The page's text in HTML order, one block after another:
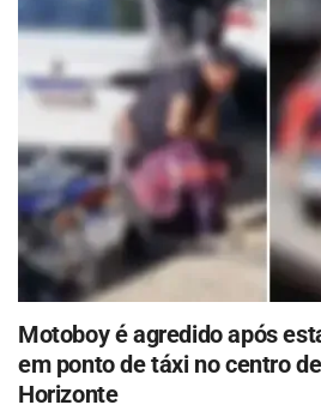
Motoboy é agredido após
em ponto de táxi no centro
Horizonte